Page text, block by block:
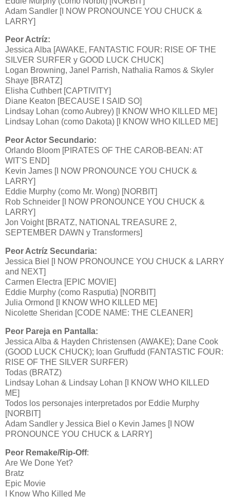
Adam Sandler [I NOW PRONOUNCE YOU CHUCK &
LARRY]
Peor Actríz:
Jessica Alba [AWAKE, FANTASTIC FOUR: RISE OF THE
SILVER SURFER y GOOD LUCK CHUCK]
Logan Browning, Janel Parrish, Nathalia Ramos & Skyler
Shaye [BRATZ]
Elisha Cuthbert [CAPTIVITY]
Diane Keaton [BECAUSE I SAID SO]
Lindsay Lohan (como Aubrey) [I KNOW WHO KILLED ME]
Lindsay Lohan (como Dakota) [I KNOW WHO KILLED ME]
Peor Actor Secundario:
Orlando Bloom [PIRATES OF THE CAROB-BEAN: AT
WIT'S END]
Kevin James [I NOW PRONOUNCE YOU CHUCK &
LARRY]
Eddie Murphy (como Mr. Wong) [NORBIT]
Rob Schneider [I NOW PRONOUNCE YOU CHUCK &
LARRY]
Jon Voight [BRATZ, NATIONAL TREASURE 2,
SEPTEMBER DAWN y Transformers]
Peor Actríz Secundaria:
Jessica Biel [I NOW PRONOUNCE YOU CHUCK & LARRY
and NEXT]
Carmen Electra [EPIC MOVIE]
Eddie Murphy (como Rasputia) [NORBIT]
Julia Ormond [I KNOW WHO KILLED ME]
Nicolette Sheridan [CODE NAME: THE CLEANER]
Peor Pareja en Pantalla:
Jessica Alba & Hayden Christensen (AWAKE); Dane Cook
(GOOD LUCK CHUCK); Ioan Gruffudd (FANTASTIC FOUR:
RISE OF THE SILVER SURFER)
Todas (BRATZ)
Lindsay Lohan & Lindsay Lohan [I KNOW WHO KILLED
ME]
Todos los personajes interpretados por Eddie Murphy
[NORBIT]
Adam Sandler y Jessica Biel o Kevin James [I NOW
PRONOUNCE YOU CHUCK & LARRY]
Peor Remake/Rip-Off:
Are We Done Yet?
Bratz
Epic Movie
I Know Who Killed Me